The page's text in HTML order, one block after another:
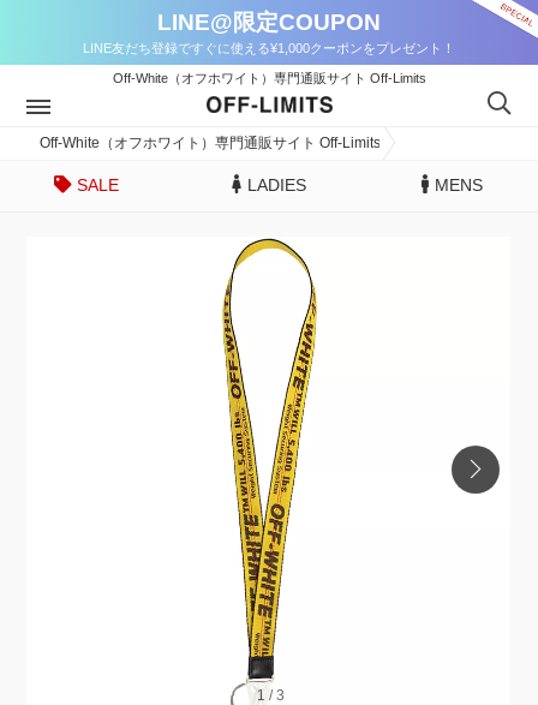
LINE@限定COUPON
LINE友だち登録ですぐに使える¥1,000クーポンをプレゼント！
Off-White（オフホワイト）専門通販サイト Off-Limits
Off-White（オフホワイト）専門通販サイト Off-Limits
SALE LADIES MENS
1 /3
1 /3